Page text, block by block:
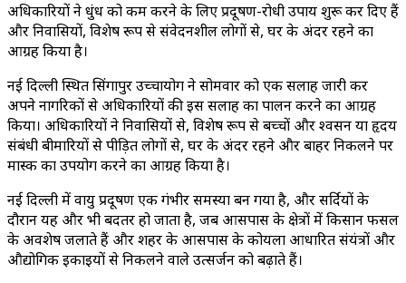
अधिकारियों ने धुंध को कम करने के लिए प्रदूषण-रोधी उपाय शुरू कर दिए हैं
और निवासियों, विशेष रूप से संवेदनशील लोगों से, घर के अंदर रहने का
आग्रह किया है।
नई दिल्ली स्थित सिंगापुर उच्चायोग ने सोमवार को एक सलाह जारी कर
अपने नागरिकों से अधिकारियों की इस सलाह का पालन करने का आग्रह
किया। अधिकारियों ने निवासियों से, विशेष रूप से बच्चों और श्वसन या हृदय
संबंधी बीमारियों से पीड़ित लोगों से, घर के अंदर रहने और बाहर निकलने पर
मास्क का उपयोग करने का आग्रह किया है।
नई दिल्ली में वायु प्रदूषण एक गंभीर समस्या बन गया है, और सर्दियों के
दौरान यह और भी बदतर हो जाता है, जब आसपास के क्षेत्रों में किसान फसल
के अवशेष जलाते हैं और शहर के आसपास के कोयला आधारित संयंत्रों और
औद्योगिक इकाइयों से निकलने वाले उत्सर्जन को बढ़ाते हैं।